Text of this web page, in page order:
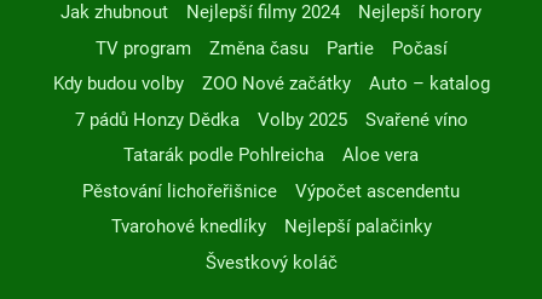
Jak zhubnout Nejlepší filmy 2024
Nejlepší horory
TV program
Změna času Partie
Počasí
Kdy budou volby
ZOO Nové začátky
Auto – katalog
7 pádů Honzy Dědka
Volby 2025
Svařené víno
Tatarák podle Pohlreicha
Aloe vera
Pěstování lichořeřišnice
Výpočet ascendentu
Tvarohové knedlíky
Nejlepší palačinky
Švestkový koláč